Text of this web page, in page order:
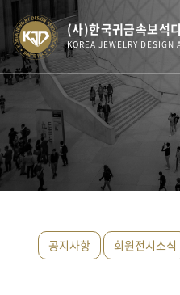
(사)한국귀금속보석
KOREA JEWELRY DESIGN
공지사항 회원전시소식